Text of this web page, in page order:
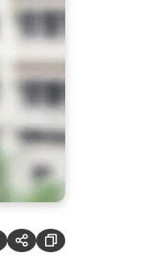
 